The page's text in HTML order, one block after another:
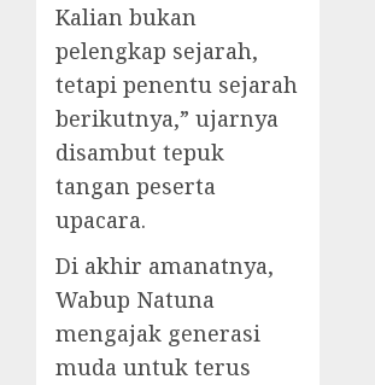
Kalian bukan
pelengkap sejarah,
tetapi penentu sejarah
berikutnya,” ujarnya
disambut tepuk
tangan peserta
upacara.
Di akhir amanatnya,
Wabup Natuna
mengajak generasi
muda untuk terus